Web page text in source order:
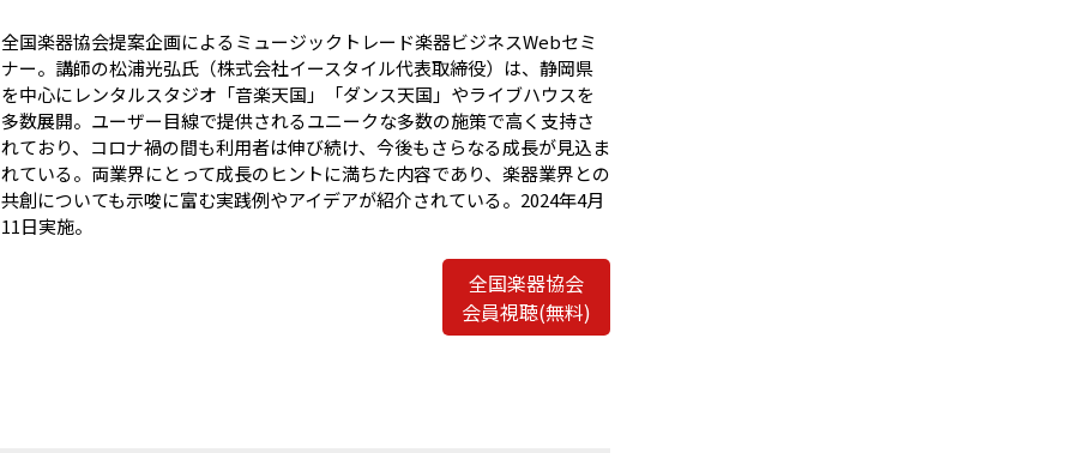
全国楽器協会提案企画によるミュージックトレード楽器ビジネスWebセミ
ナー。講師の松浦光弘氏（株式会社イースタイル代表取締役）は、静岡県
を中心にレンタルスタジオ「音楽天国」「ダンス天国」やライブハウスを
多数展開。ユーザー目線で提供されるユニークな多数の施策で高く支持さ
れており、コロナ禍の間も利用者は伸び続け、今後もさらなる成長が見込ま
れている。両業界にとって成長のヒントに満ちた内容であり、楽器業界との
共創についても示唆に富む実践例やアイデアが紹介されている。2024年4月
11日実施。
全国楽器協会
会員視聴(無料)